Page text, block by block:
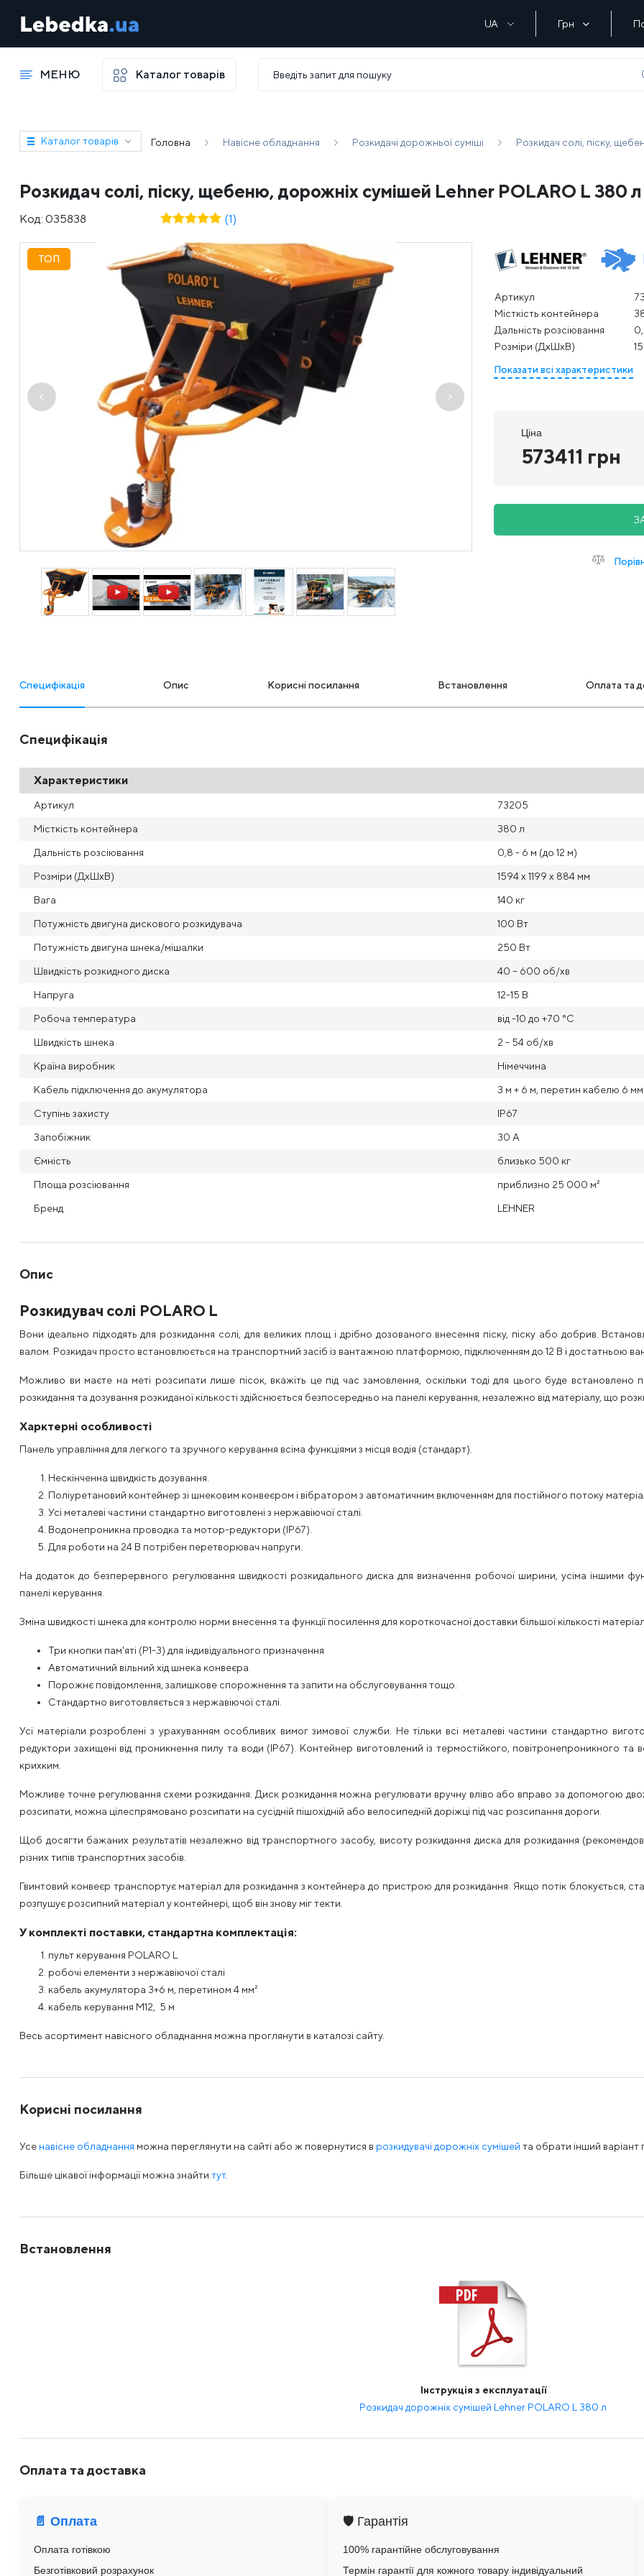
UA Грн
МЕНЮ Каталог товарів
Каталог товарів Головна Навісне обладнання Розкидачі дорожньої суміші Розкидач солі, піску,
Розкидач солі, піску, щебеню, дорожніх сумішей Lehner POLARO L 380 л
Код: 035838 (1)
ТОП
Артикул
Місткість контейнера
Дальність розсіювання
Розміри (ДхШхВ)
Показати всі характеристики
Ціна
573411 грн
Специфікація Опис Корисні посилання Встановлення Оплата та
Специфікація
Характеристики
Артикул 73205
Місткість контейнера 380 л
Дальність розсіювання 0,8 - 6 м (до 12 м)
Розміри (ДхШхВ) 1594 x 1199 x 884 мм
Вага 140 кг
Потужність двигуна дискового розкидувача 100 Вт
Потужність двигуна шнека/мішалки 250 Вт
Швидкість розкидного диска 40 – 600 об/хв
Напруга 12-15 В
Робоча температура від -10 до +70 °C
Швидкість шнека 2 - 54 об/хв
Країна виробник Німеччина
Кабель підключення до акумулятора 3 м + 6 м, перетин кабелю 6
Ступінь захисту IP67
Запобіжник 30 А
Ємність близько 500 кг
Площа розсіювання приблизно 25 000 м²
Бренд LEHNER
Опис
Розкидувач солі POLARO L
Вони ідеально підходять для розкидання солі, для великих площ і дрібно дозованого внесення піску, піску або добрив.
валом. Розкидач просто встановлюється на транспортний засіб із вантажною платформою, підключенням до 12 В і достатньою
Можливо ви маєте на меті розсипати лише пісок, вкажіть це під час замовлення, оскільки тоді для цього буде
розкидання та дозування розкиданої кількості здійснюється безпосередньо на панелі керування, незалежно від матеріалу, що
Харктерні особливості
Панель управління для легкого та зручного керування всіма функціями з місця водія (стандарт).
Нескінченна швидкість дозування.
Поліуретановий контейнер зі шнековим конвеєром і вібратором з автоматичним включенням для постійного потоку
Усі металеві частини стандартно виготовлені з нержавіючої сталі.
Водонепроникна проводка та мотор-редуктори (IP67).
Для роботи на 24 В потрібен перетворювач напруги.
На додаток до безперервного регулювання швидкості розкидального диска для визначення робочої ширини, усіма іншими
панелі керування.
Зміна швидкості шнека для контролю норми внесення та функції посилення для короткочасної доставки більшої кількості
Три кнопки пам'яті (P1-3) для індивідуального призначення
Автоматичний вільний хід шнека конвеєра.
Порожнє повідомлення, залишкове спорожнення та запити на обслуговування тощо.
Стандартно виготовляється з нержавіючої сталі.
Усі матеріали розроблені з урахуванням особливих вимог зимової служби. Не тільки всі металеві частини стандартно
редуктори захищені від проникнення пилу та води (IP67). Контейнер виготовлений із термостійкого, повітронепроникного та
крихким.
Можливе точне регулювання схеми розкидання. Диск розкидання можна регулювати вручну вліво або вправо за допомогою
розсипати, можна цілеспрямовано розсипати на сусідній пішохідній або велосипедній доріжці під час розсипання дороги.
Щоб досягти бажаних результатів незалежно від транспортного засобу, висоту розкидання диска для розкидання
різних типів транспортних засобів.
Гвинтовий конвеєр транспортує матеріал для розкидання з контейнера до пристрою для розкидання. Якщо потік блокується,
розпушує розсипний матеріал у контейнері, щоб він знову міг текти.
У комплекті поставки, стандартна комплектація:
пульт керування POLARO L
робочі елементи з нержавіючої сталі
кабель акумулятора 3+6 м, перетином 4 мм²
кабель керування М12, 5 м
Весь асортимент навісного обладнання можна проглянути в каталозі сайту.
Корисні посилання
Усе навісне обладнання можна переглянути на сайті або ж повернутися в розкидувачі дорожніх сумішей та обрати інший
Більше цікавої інформації можна знайти тут.
Встановлення
Інструкція з експлуатації
Розкидач дорожніх сумішей Lehner POLARO L 380 л
Оплата та доставка
📄 Оплата
Оплата готівкою
Безготівковий розрахунок
🛡️ Гарантія
100% гарантійне обслуговування
Термін гарантії для кожного товару індивідуальний